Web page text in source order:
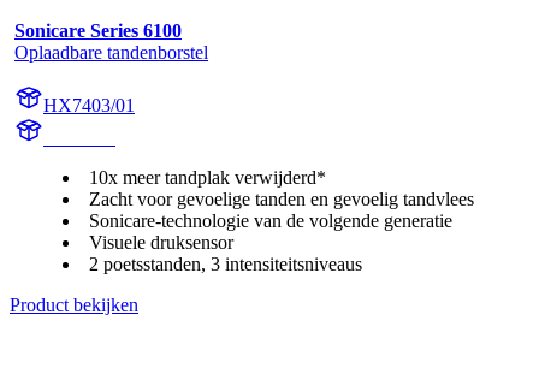
Sonicare Series 6100
Oplaadbare tandenborstel
HX7403/01
10x meer tandplak verwijderd*
Zacht voor gevoelige tanden en gevoelig tandvlees
Sonicare-technologie van de volgende generatie
Visuele druksensor
2 poetsstanden, 3 intensiteitsniveaus
Product bekijken